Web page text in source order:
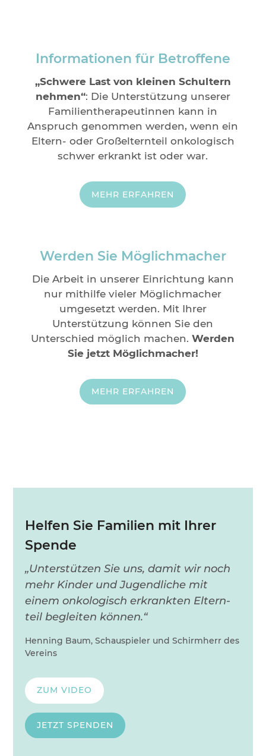
Informationen für Betroffene
„Schwere Last von kleinen Schultern
nehmen“: Die Unterstützung unserer
Familien­therapeutinnen kann in
Anspruch genommen werden, wenn ein
Eltern- oder Großelternteil onkologisch
schwer erkrankt ist oder war.
MEHR ERFAHREN
Werden Sie Möglichmacher
Die Arbeit in unserer Einrichtung kann
nur mithilfe vieler Möglichmacher
umgesetzt werden. Mit Ihrer
Unterstützung können Sie den
Unterschied möglich machen.Werden
Sie jetzt Möglichmacher!
MEHR ERFAHREN
Helfen Sie Familien mit Ihrer
Spende
„Unterstützen Sie uns, damit wir noch
mehr Kinder und Jugend­liche mit
einem onko­logisch erkrankten Eltern­
teil begleiten können.“
Henning Baum, Schauspieler und Schirmherr des
Vereins
ZUM VIDEO
JETZT SPENDEN